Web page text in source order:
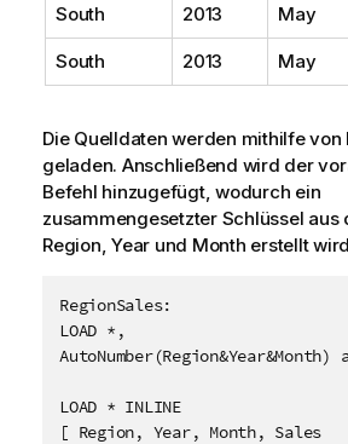
South 2013 May
South 2013 May
Die Quelldaten werden mithilfe von
geladen. Anschließend wird der
Befehl hinzugefügt, wodurch ein
zusammengesetzter Schlüssel aus
Region Year und Month erstellt
RegionSales:
LOAD *,
AutoNumber(Region&Year&Month)
LOAD * INLINE
[ Region, Year, Month, Sales